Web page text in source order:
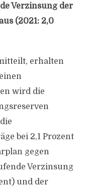
Verzinsung der
(2021: 2,0
erhalten
wird die
bei 2,1 Prozent
gegen
Verzinsung
und der